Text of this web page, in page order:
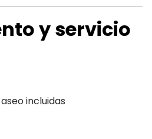
y servicio
incluidas